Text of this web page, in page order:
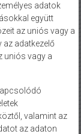
adatok
együtt
az uniós vagy a
az adatkezelő
uniós vagy a
valamint az
az adaton